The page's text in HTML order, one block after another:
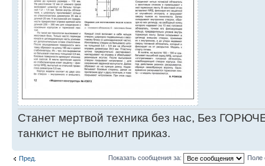
Станет мертвой техника без нас, Без
танкист не выполнит приказ.
Пред. Показать сообщения за: Поле